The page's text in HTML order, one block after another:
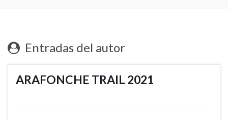
Entradas del autor
ARAFONCHE TRAIL 2021